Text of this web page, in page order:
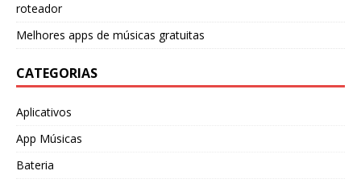
roteador
Melhores apps de músicas gratuitas
CATEGORIAS
Aplicativos
App Músicas
Bateria